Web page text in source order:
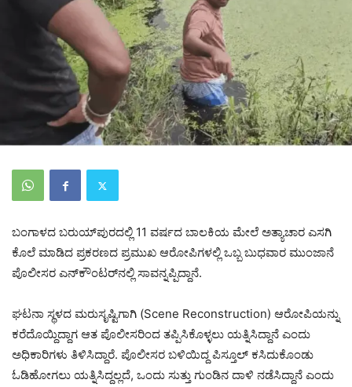
ಬಂಗಾಳದ ಬರುಯ್‌ಪುರದಲ್ಲಿ 11 ವರ್ಷದ ಬಾಲಕಿಯ ಮೇಲೆ ಅತ್ಯಾಚಾರ ಎಸಗಿ
ಕೊಲೆ ಮಾಡಿದ ಪ್ರಕರಣದ ಪ್ರಮುಖ ಆರೋಪಿಗಳಲ್ಲಿ ಒಬ್ಬ ಬುಧವಾರ ಮುಂಜಾನೆ
ಪೊಲೀಸರ ಎನ್‌ಕೌಂಟರ್‌ನಲ್ಲಿ ಸಾವನ್ನಪ್ಪಿದ್ದಾನೆ.
ಘಟನಾ ಸ್ಥಳದ ಮರುಸೃಷ್ಟಿಗಾಗಿ (Scene Reconstruction) ಆರೋಪಿಯನ್ನು
ಕರೆದೊಯ್ದಿದ್ದಾಗ ಆತ ಪೊಲೀಸರಿಂದ ತಪ್ಪಿಸಿಕೊಳ್ಳಲು ಯತ್ನಿಸಿದ್ದಾನೆ ಎಂದು
ಅಧಿಕಾರಿಗಳು ತಿಳಿಸಿದ್ದಾರೆ. ಪೊಲೀಸರ ಬಳಿಯಿದ್ದ ಪಿಸ್ತೂಲ್ ಕಸಿದುಕೊಂಡು
ಓಡಿಹೋಗಲು ಯತ್ನಿಸಿದ್ದಲ್ಲದೆ, ಒಂದು ಸುತ್ತು ಗುಂಡಿನ ದಾಳಿ ನಡೆಸಿದ್ದಾನೆ ಎಂದು